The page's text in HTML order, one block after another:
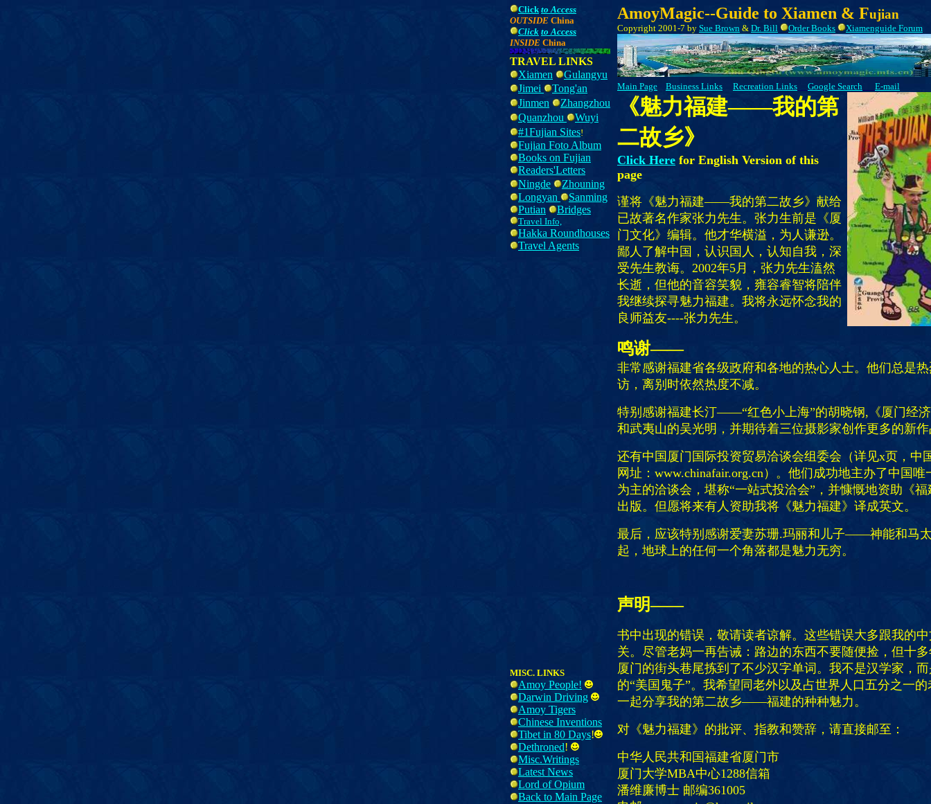
Click to Access
OUTSIDE China
Click to Access
INSIDE China
TRAVEL LINKS
Xiamen
Gulangyu
Jimei
Tong'an
Jinmen
Zhangzhou
Quanzhou
Wuyi
#1Fujian Sites!
Fujian Foto Album
Books on Fujian
Readers'Letters
Ningde
Zhouning
Longyan
Sanming
Putian
Bridges
Travel Info,
Hakka Roundhouses
Travel Agents
MISC. LINKS
Amoy People!
Darwin Driving
Amoy Tigers
Chinese Inventions
Tibet in 80 Days!
Dethroned!
Misc.Writings
Latest News
Lord of Opium
Back to Main Page
AmoyMagic--Guide to Xiamen & Fujian
Copyright 2001-7 by Sue Brown & Dr. Bill Order Books Xiamenguide Forum
Main Page Business Links Recreation Links Google Search E-mail
《魅力福建——我的第
二故乡》
Click Here for English Version of this
page
谨将《魅力福建——我的第二故乡》献给
已故著名作家张力先生。张力生前是《厦
门文化》编辑。他才华横溢，为人谦逊。
鄙人了解中国，认识国人，认知自我，深
受先生教诲。2002年5月，张力先生溘然
长逝，但他的音容笑貌，雍容睿智将陪伴
我继续探寻魅力福建。我将永远怀念我的
良师益友----张力先生。
鸣谢——
非常感谢福建省各级政府和各地的热心人士。他们总是
访，离别时依然热度不减。
特别感谢福建长汀——“红色小上海”的胡晓钢,《厦门经
和武夷山的吴光明，并期待着三位摄影家创作更多的新
还有中国厦门国际投资贸易洽谈会组委会（详见x页，中
网址：www.chinafair.org.cn）。他们成功地主办了中国
为主的洽谈会，堪称“一站式投洽会”，并慷慨地资助《
出版。但愿将来有人资助我将《魅力福建》译成英文。
最后，应该特别感谢爱妻苏珊.玛丽和儿子——神能和马
起，地球上的任何一个角落都是魅力无穷。
声明——
书中出现的错误，敬请读者谅解。这些错误大多跟我的
关。尽管老妈一再告诫：路边的东西不要随便捡，但十
厦门的街头巷尾拣到了不少汉字单词。我不是汉学家，
的“美国鬼子”。我希望同老外以及占世界人口五分之一
一起分享我的第二故乡——福建的种种魅力。
对《魅力福建》的批评、指教和赞辞，请直接邮至：
中华人民共和国福建省厦门市
厦门大学MBA中心1288信箱
潘维廉博士 邮编361005